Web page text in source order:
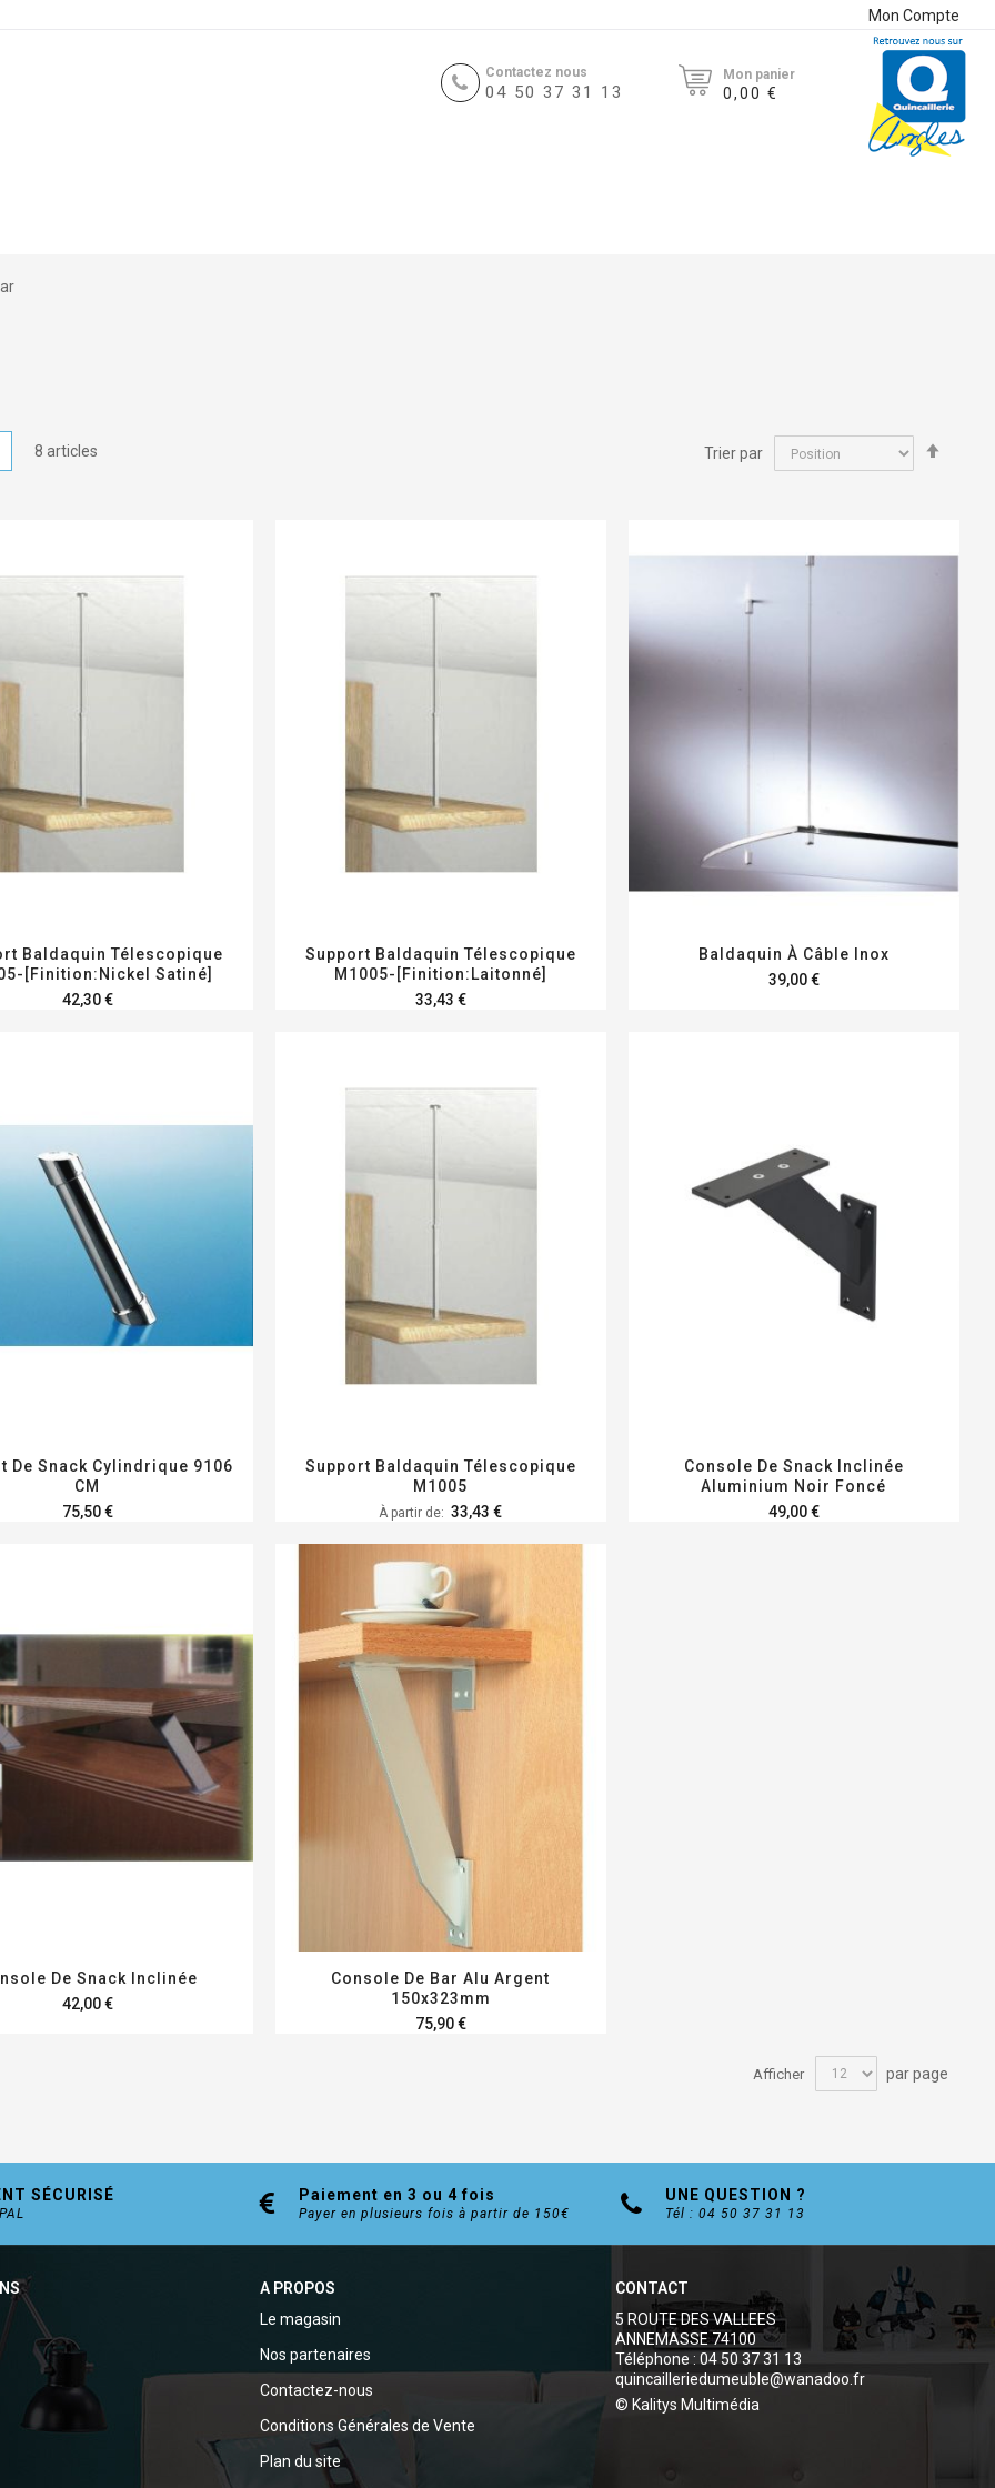
Mon Compte
Contactez nous
04 50 37 31 13
Mon panier
0,00 €
Liste8 articles Trier par
Baldaquin Télescopique
[Finition:Nickel Satiné]
42,30 €
Support Baldaquin Télescopique
M1005-[Finition:Laitonné]
33,43 €
Baldaquin À Câble Inox
39,00 €
De Snack Cylindrique 9106
CM
75,50 €
Support Baldaquin Télescopique
M1005
À partir de 33,43 €
Console De Snack Inclinée
Aluminium Noir Foncé
49,00 €
De Snack Inclinée
42,00 €
Console De Bar Alu Argent
150x323mm
75,90 €
Afficher par page
SÉCURISÉ Paiement en 3 ou 4 fois
Payer en plusieurs fois à partir de 150€
UNE QUESTION ?
Tél : 04 50 37 31 13
A PROPOS
Le magasin
Nos partenaires
Contactez-nous
Conditions Générales de Vente
Plan du site
CONTACT
5 ROUTE DES VALLEES
ANNEMASSE 74100
Téléphone : 04 50 37 31 13
quincailleriedumeuble@wanadoo.fr
© Kalitys Multimédia